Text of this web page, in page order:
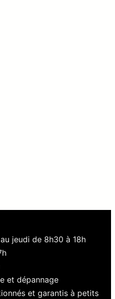
jeudi de 8h30 à 18h
et dépannage
et garantis à petits